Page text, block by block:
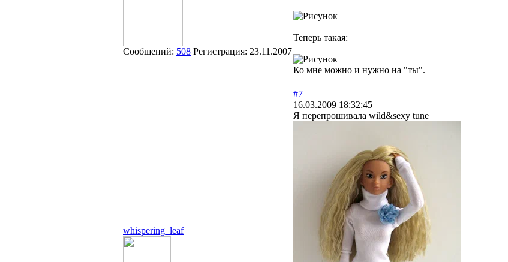
Сообщений: 508 Регистрация: 23.11.2007
Теперь такая:
Ко мне можно и нужно на "ты".
whispering_leaf
#7
16.03.2009 18:32:45
Я перепрошивала wild&sexy tune